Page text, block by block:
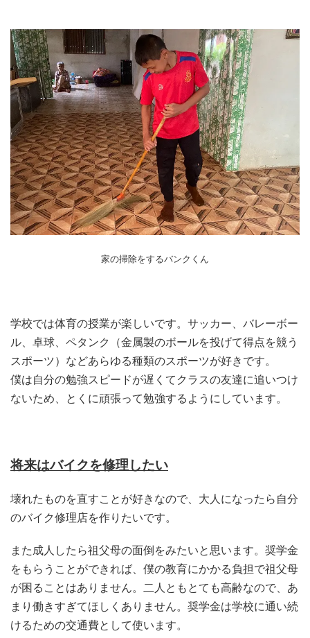
家の掃除をするバンクくん
学校では体育の授業が楽しいです。サッカー、バレーボー
ル、卓球、ペタンク（金属製のボールを投げて得点を競う
スポーツ）などあらゆる種類のスポーツが好きです。
僕は自分の勉強スピードが遅くてクラスの友達に追いつけ
ないため、とくに頑張って勉強するようにしています。
将来はバイクを修理したい
壊れたものを直すことが好きなので、大人になったら自分
のバイク修理店を作りたいです。
また成人したら祖父母の面倒をみたいと思います。奨学金
をもらうことができれば、僕の教育にかかる負担で祖父母
が困ることはありません。二人ともとても高齢なので、あ
まり働きすぎてほしくありません。奨学金は学校に通い続
けるための交通費として使います。